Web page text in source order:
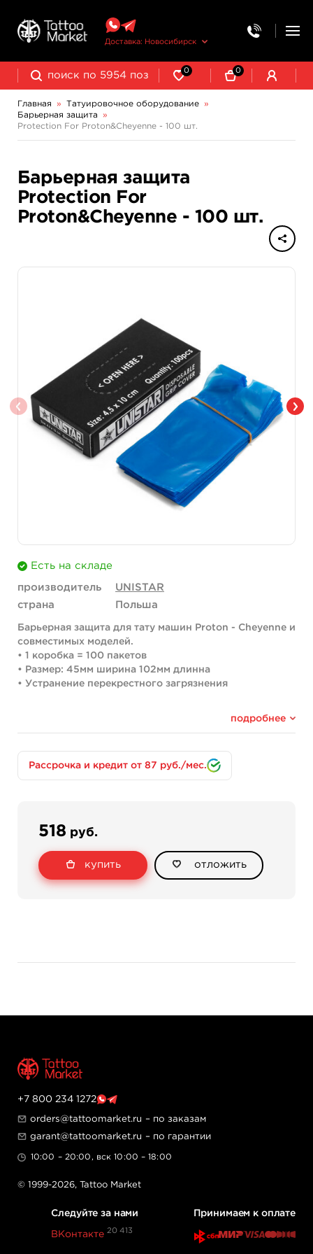
Доставка: Новосибирск
0 0
Главная » Татуировочное оборудование
»
Барьерная защита
»
Protection For Proton&Cheyenne - 100 шт.
Барьерная защита
Protection For
Proton&Cheyenne - 100 шт.
Есть на складе
производитель
UNISTAR
страна
Польша
Барьерная защита для тату машин Proton - Cheyenne и
совместимых моделей.
• 1 коробка = 100 пакетов
• Размер: 45мм ширина 102мм длинна
• Устранение перекрестного загрязнения
подробнее
Рассрочка и кредит от 87 руб./мес.
518 руб.
купить отложить
+7 800 234 1272
orders@tattoomarket.ru – по заказам
garant@tattoomarket.ru – по гарантии
10:00 – 20:00, вск 10:00 – 18:00
© 1999-2026, Tattoo Market
Следуйте за нами
ВКонтакте 20 413
Принимаем к оплате